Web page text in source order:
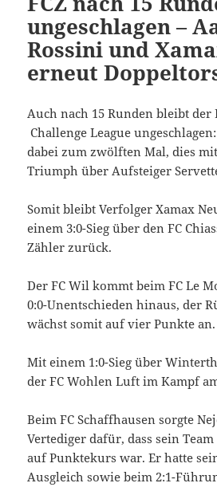
ungeschlagen –
Rossini und
erneut
Auch nach 15 Runden bleibt der
Challenge League
dabei zum zwölften Mal, dies
Triumph über Aufsteiger
Somit bleibt Verfolger Xamax
einem 3:0-Sieg über den FC
Zähler zurück.
Der FC Wil kommt beim FC Le
0:0-Unentschieden hinaus, der
wächst somit auf vier Punkte an.
Mit einem 1:0-Sieg über
der FC Wohlen Luft im Kampf
Beim FC Schaffhausen sorgte
Vertediger dafür, dass sein
auf Punktekurs war. Er hatte
Ausgleich sowie beim 2:1-